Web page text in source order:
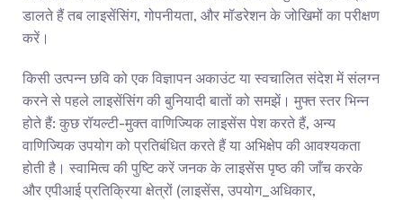
डालते हैं तब लाइसेंसिंग, गोपनीयता, और मॉडरेशन के जोखिमों का परीक्षण
करें।
किसी उत्पन्न छवि को एक विज्ञापन अकाउंट या स्वचालित संदेश में संलग्न
करने से पहले लाइसेंसिंग की बुनियादी बातों को समझें। मुफ्त स्तर भिन्न
होते हैं: कुछ रॉयल्टी-मुक्त वाणिज्यिक लाइसेंस पेश करते हैं, अन्य
वाणिज्यिक उपयोग को प्रतिबंधित करते हैं या अभिक्षेप की आवश्यकता
होती है। स्वामित्व की पुष्टि करें जनक के लाइसेंस पृष्ठ की जाँच करके
और एपीआई प्रतिक्रिया क्षेत्रों (लाइसेंस, उपयोग_अधिकार,